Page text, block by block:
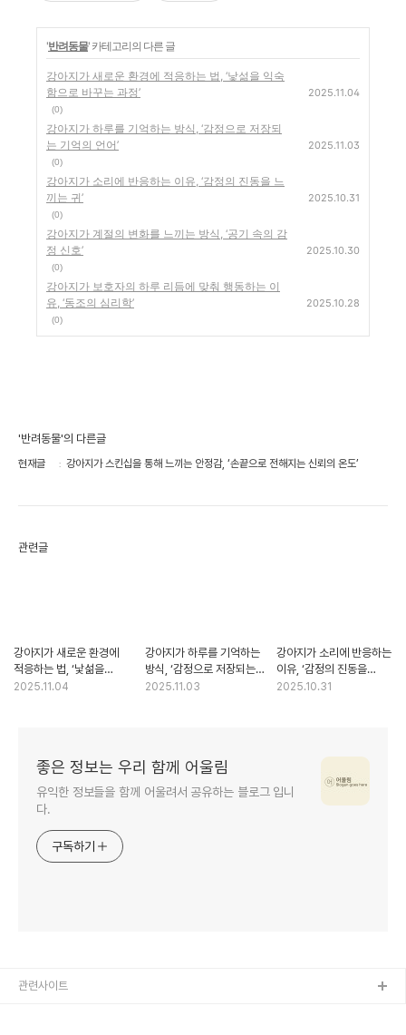
'반려동물' 카테고리의 다른 글
강아지가 새로운 환경에 적응하는 법, ‘낯섦을 익숙
함으로 바꾸는 과정’
(0)
2025.11.04
강아지가 하루를 기억하는 방식, ‘감정으로 저장되
는 기억의 언어’
(0)
2025.11.03
강아지가 소리에 반응하는 이유, ‘감정의 진동을 느
끼는 귀’
(0)
2025.10.31
강아지가 계절의 변화를 느끼는 방식, ‘공기 속의 감
정 신호’
(0)
2025.10.30
강아지가 보호자의 하루 리듬에 맞춰 행동하는 이
유, ‘동조의 심리학’
(0)
2025.10.28
'반려동물'의 다른글
현재글 강아지가 스킨십을 통해 느끼는 안정감, ‘손끝으로 전해지는 신뢰의 온도’
관련글
강아지가 새로운 환경에
적응하는 법, ‘낯섦을
익숙함으로 바꾸는 과정’
2025.11.04
강아지가 하루를 기억하는
방식, ‘감정으로 저장되는
기억의 언어’
2025.11.03
강아지가 소리에 반응하는
이유, ‘감정의 진동을
느끼는 귀’
2025.10.31
좋은 정보는 우리 함께 어울림
유익한 정보들을 함께 어울려서 공유하는 블로그 입니
다.
구독하기
관련사이트